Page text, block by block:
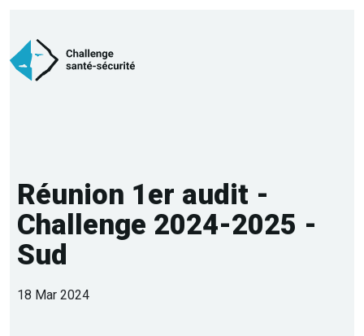
Réunion 1er audit -
Challenge 2024-2025 -
Sud
18 Mar 2024